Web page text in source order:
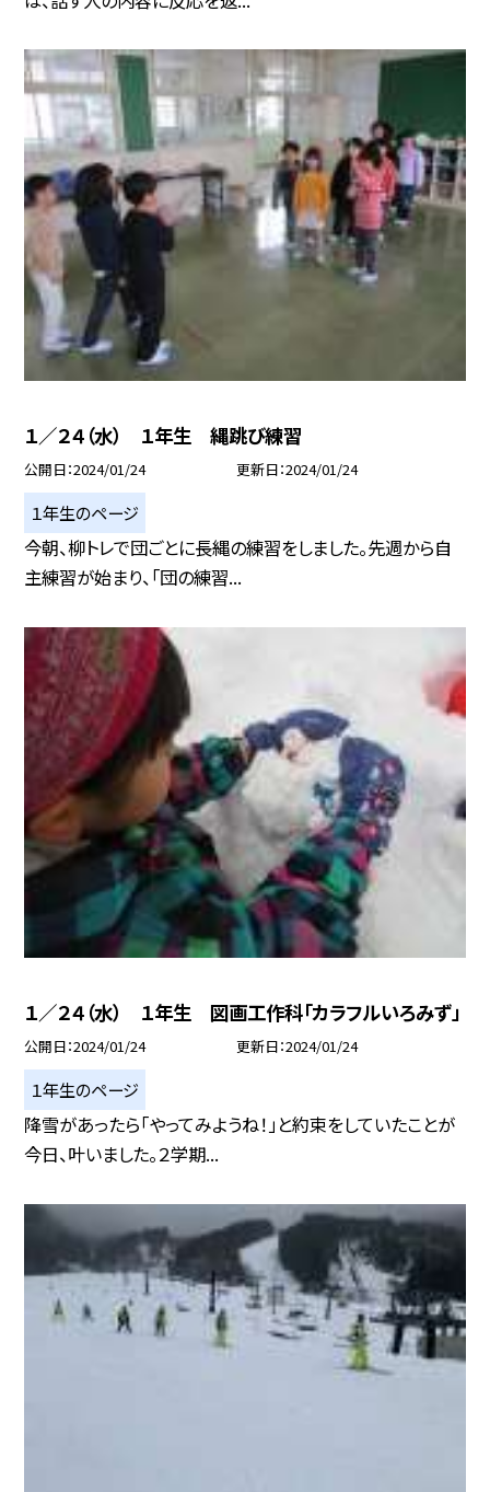
１／２４（水） １年生 縄跳び練習
公開日 2024/01/24 更新日 2024/01/24
１年生のページ
今朝、柳トレで団ごとに長縄の練習をしました。先週から自
主練習が始まり、「団の練習...
１／２４（水） １年生 図画工作科「カラフルいろみず」
公開日 2024/01/24 更新日 2024/01/24
１年生のページ
降雪があったら「やってみようね！」と約束をしていたことが
今日、叶いました。２学期...